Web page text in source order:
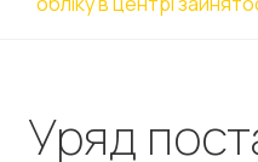
Уряд